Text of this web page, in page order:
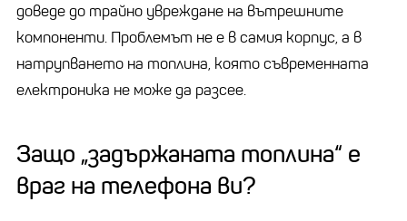
доведе до трайно увреждане на вътрешните
компоненти. Проблемът не е в самия корпус, а в
натрупването на топлина, която съвременната
електроника не може да разсее.
Защо „задържаната топлина“ е
враг на телефона ви?